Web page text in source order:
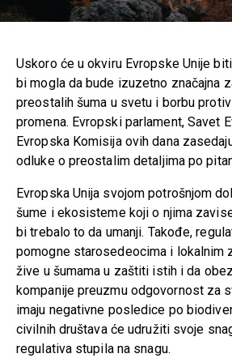
Uskoro će u okviru Evropske Unije
bi mogla da bude izuzetno značajna
preostalih šuma u svetu i borbu
promena. Evropski parlament, Savet
Evropska Komisija ovih dana
odluke o preostalim detaljima po
Evropska Unija svojom potrošnjom
šume i ekosisteme koji o njima
bi trebalo to da umanji. Takođe,
pomogne starosedeocima i lokalnim
žive u šumama u zaštiti istih i da
kompanije preuzmu odgovornost za
imaju negativne posledice po
civilnih društava će udružiti svoje
regulativa stupila na snagu.